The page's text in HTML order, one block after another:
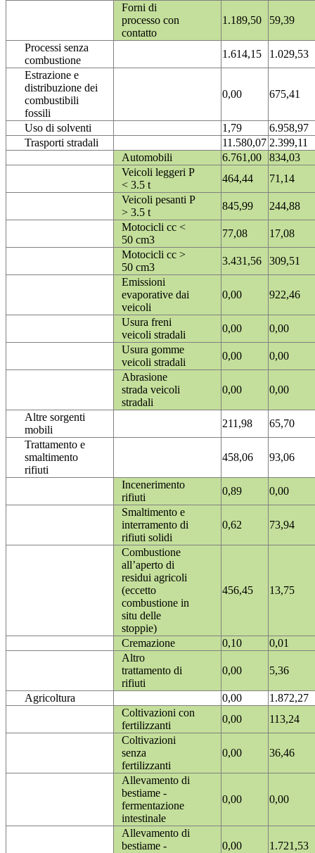
Forni di
processo con
contatto
1.189,50 59,39
Processi senza
combustione
1.614,15
1.029,53
Estrazione e
distribuzione dei
combustibili
fossili
0,00 675,41
Uso di solventi 1,79
6.958,97
Trasporti stradali
11.580,07 2.399,11
Automobili
6.761,00
834,03
Veicoli leggeri P
< 3.5 t
464,44
71,14
Veicoli pesanti P
> 3.5 t
845,99
244,88
Motocicli cc <
50 cm3
77,08
17,08
Motocicli cc >
50 cm3
3.431,56
309,51
Emissioni
evaporative dai
veicoli
0,00 922,46
Usura freni
veicoli stradali
0,00
0,00
Usura gomme
veicoli stradali
0,00
0,00
Abrasione
strada veicoli
stradali
0,00 0,00
Altre sorgenti
mobili
211,98
65,70
Trattamento e
smaltimento
rifiuti
458,06 93,06
Incenerimento
rifiuti
0,89
0,00
Smaltimento e
interramento di
rifiuti solidi
0,62 73,94
Combustione
all’aperto di
residui agricoli
(eccetto
combustione in
situ delle
stoppie)
456,45 13,75
Cremazione 0,10
0,01
Altro
trattamento di
rifiuti
0,00 5,36
Agricoltura 0,00
1.872,27
Coltivazioni con
fertilizzanti
0,00
113,24
Coltivazioni
senza
fertilizzanti
0,00 36,46
Allevamento di
bestiame -
fermentazione
intestinale
0,00 0,00
Allevamento di
bestiame -
0,00 1.721,53